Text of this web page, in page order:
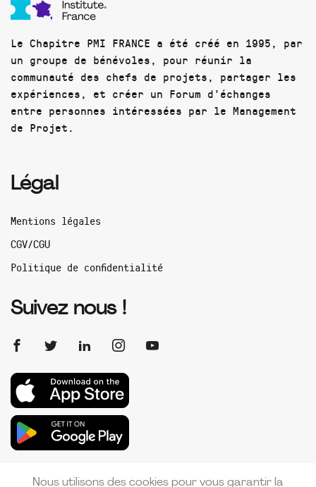
Le Chapitre PMI FRANCE a été créé en 1995, par
un groupe de bénévoles, pour réunir la
communauté des chefs de projets, partager les
expériences, et créer un Forum d'échanges
entre personnes intéressées par le Management
de Projet.
Légal
Mentions légales
CGV/CGU
Politique de confidentialité
Suivez nous !
Nous utilisons des cookies pour vous garantir la